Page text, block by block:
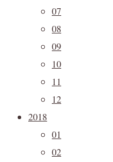
07
08
09
10
11
12
2018
01
02